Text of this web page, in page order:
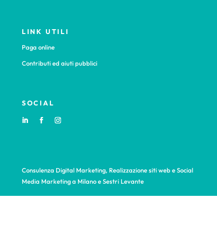
LINK UTILI
Paga online
Contributi ed aiuti pubblici
SOCIAL
Consulenza Digital Marketing, Realizzazione siti web e Social
Media Marketing a Milano e Sestri Levante